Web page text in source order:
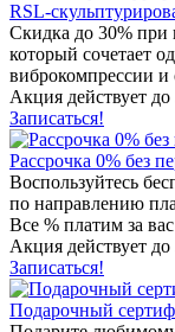
RSL-
Скидка до 30% при
который сочетает
виброкомпрессии и
Акция действует до
Записаться!
Рассрочка 0% без
Воспользуйтесь
по направлению
Все % платим за
Акция действует
Записаться!
Подарочный